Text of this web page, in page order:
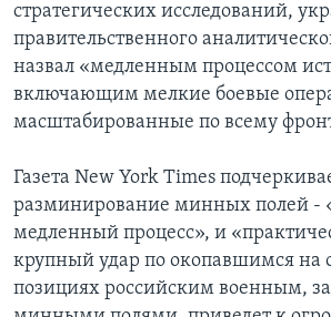
стратегических исследований,
правительственного
назвал «медленным процессом
включающим мелкие боевые
масштабированные по всему
Газета New York Times
разминирование минных полей -
медленный процесс», и
крупный удар по окопавшимся на
позициях российским военным,